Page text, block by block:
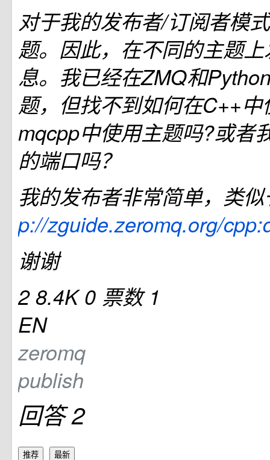
对于我的发布者/订阅者模
题。因此，在不同的主题
息。我已经在ZMQ和
题，但找不到如何在C++
mqcpp中使用主题吗?或者
的端口吗？
我的发布者非常简单，类
p://zguide.zeromq.org/
谢谢
28.4K0 票数 1
EN
zeromq
publish
回答 2
推荐 最新